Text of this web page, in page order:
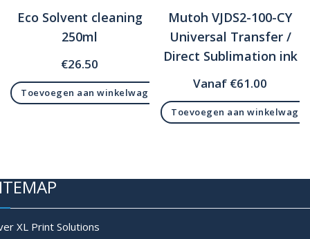
Eco Solvent cleaning
250ml
€26.50
Toevoegen aan winkelwagen
Mutoh VJDS2-100-CY
Universal Transfer /
Direct Sublimation ink
Vanaf €61.00
Toevoegen aan winkelwagen
XL Print Solutions